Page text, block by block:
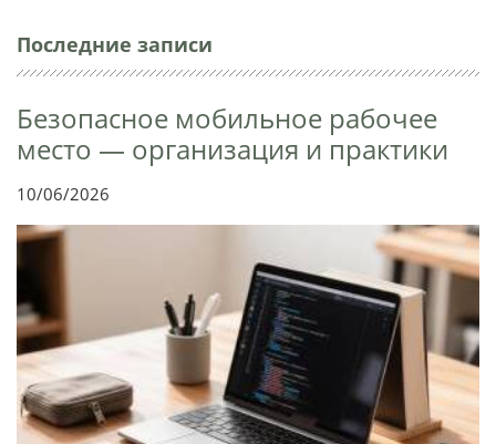
Последние записи
Безопасное мобильное рабочее
место — организация и практики
10/06/2026